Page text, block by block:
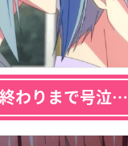
わりまで号泣…